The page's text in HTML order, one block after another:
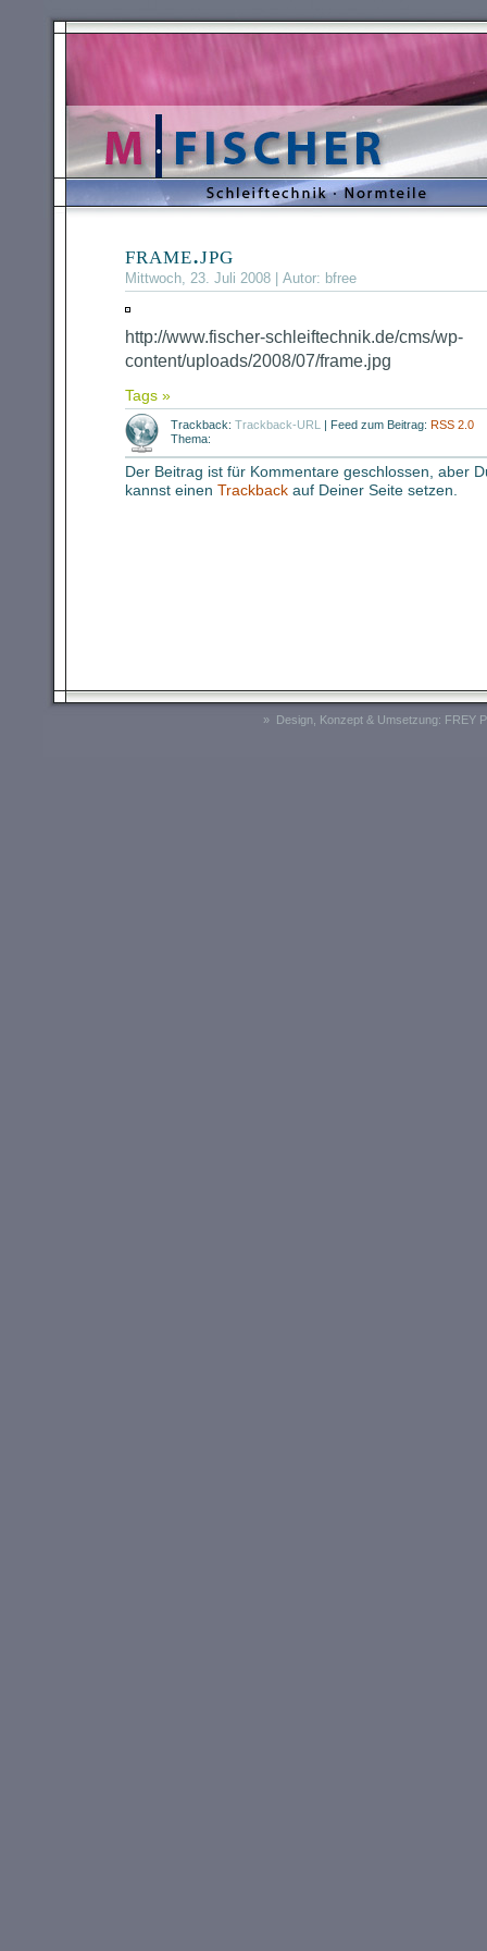
frame.jpg
Mittwoch, 23. Juli 2008 | Autor: bfree
http://www.fischer-schleiftechnik.de/cms/wp-
content/uploads/2008/07/frame.jpg
Tags »
Trackback: Trackback-URL | Feed zum Beitrag: RSS 2.0
Thema:
Der Beitrag ist für Kommentare geschlossen, aber
kannst einen Trackback auf Deiner Seite setzen.
» Design, Konzept & Umsetzung: FREY